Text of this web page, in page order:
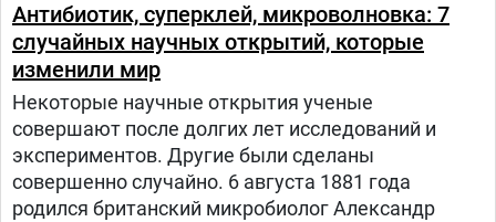
Антибиотик, суперклей, микроволновка: 7
случайных научных открытий, которые
изменили мир
Некоторые научные открытия ученые
совершают после долгих лет исследований и
экспериментов. Другие были сделаны
совершенно случайно. 6 августа 1881 года
родился британский микробиолог Александр